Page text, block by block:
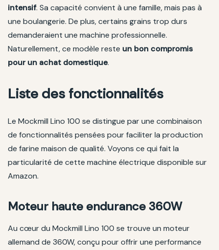
intensif. Sa capacité convient à une famille, mais pas à
une boulangerie. De plus, certains grains trop durs
demanderaient une machine professionnelle.
Naturellement, ce modèle reste un bon compromis
pour un achat domestique.
Liste des fonctionnalités
Le Mockmill Lino 100 se distingue par une combinaison
de fonctionnalités pensées pour faciliter la production
de farine maison de qualité. Voyons ce qui fait la
particularité de cette machine électrique disponible sur
Amazon.
Moteur haute endurance 360W
Au cœur du Mockmill Lino 100 se trouve un moteur
allemand de 360W, conçu pour offrir une performance